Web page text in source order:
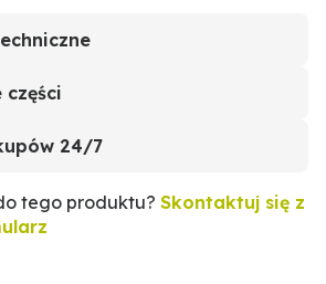
części
24/7
tego produktu? Skontaktuj się z